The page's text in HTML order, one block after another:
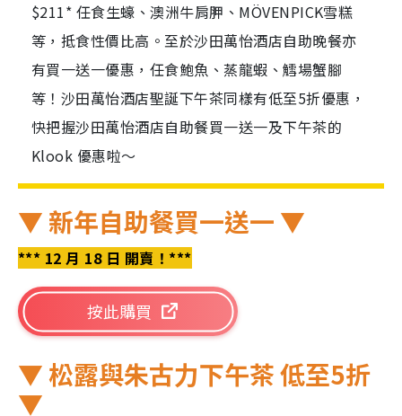
$211* 任食生蠔、澳洲牛肩胛、MÖVENPICK雪糕
等，抵食性價比高。至於沙田萬怡酒店自助晚餐亦
有買一送一優惠，任食鮑魚、蒸龍蝦、鱈場蟹腳
等！沙田萬怡酒店聖誕下午茶同樣有低至5折優惠，
快把握沙田萬怡酒店自助餐買一送一及下午茶的
Klook 優惠啦～
▼ 新年自助餐買一送一 ▼
*** 12 月 18 日 開賣！***
按此購買
▼ 松露與朱古力下午茶 低至5折
▼